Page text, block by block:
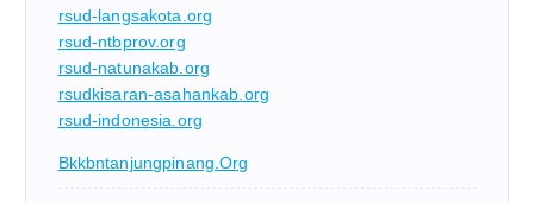
rsud-langsakota.org
rsud-ntbprov.org
rsud-natunakab.org
rsudkisaran-asahankab.org
rsud-indonesia.org
Bkkbntanjungpinang.org